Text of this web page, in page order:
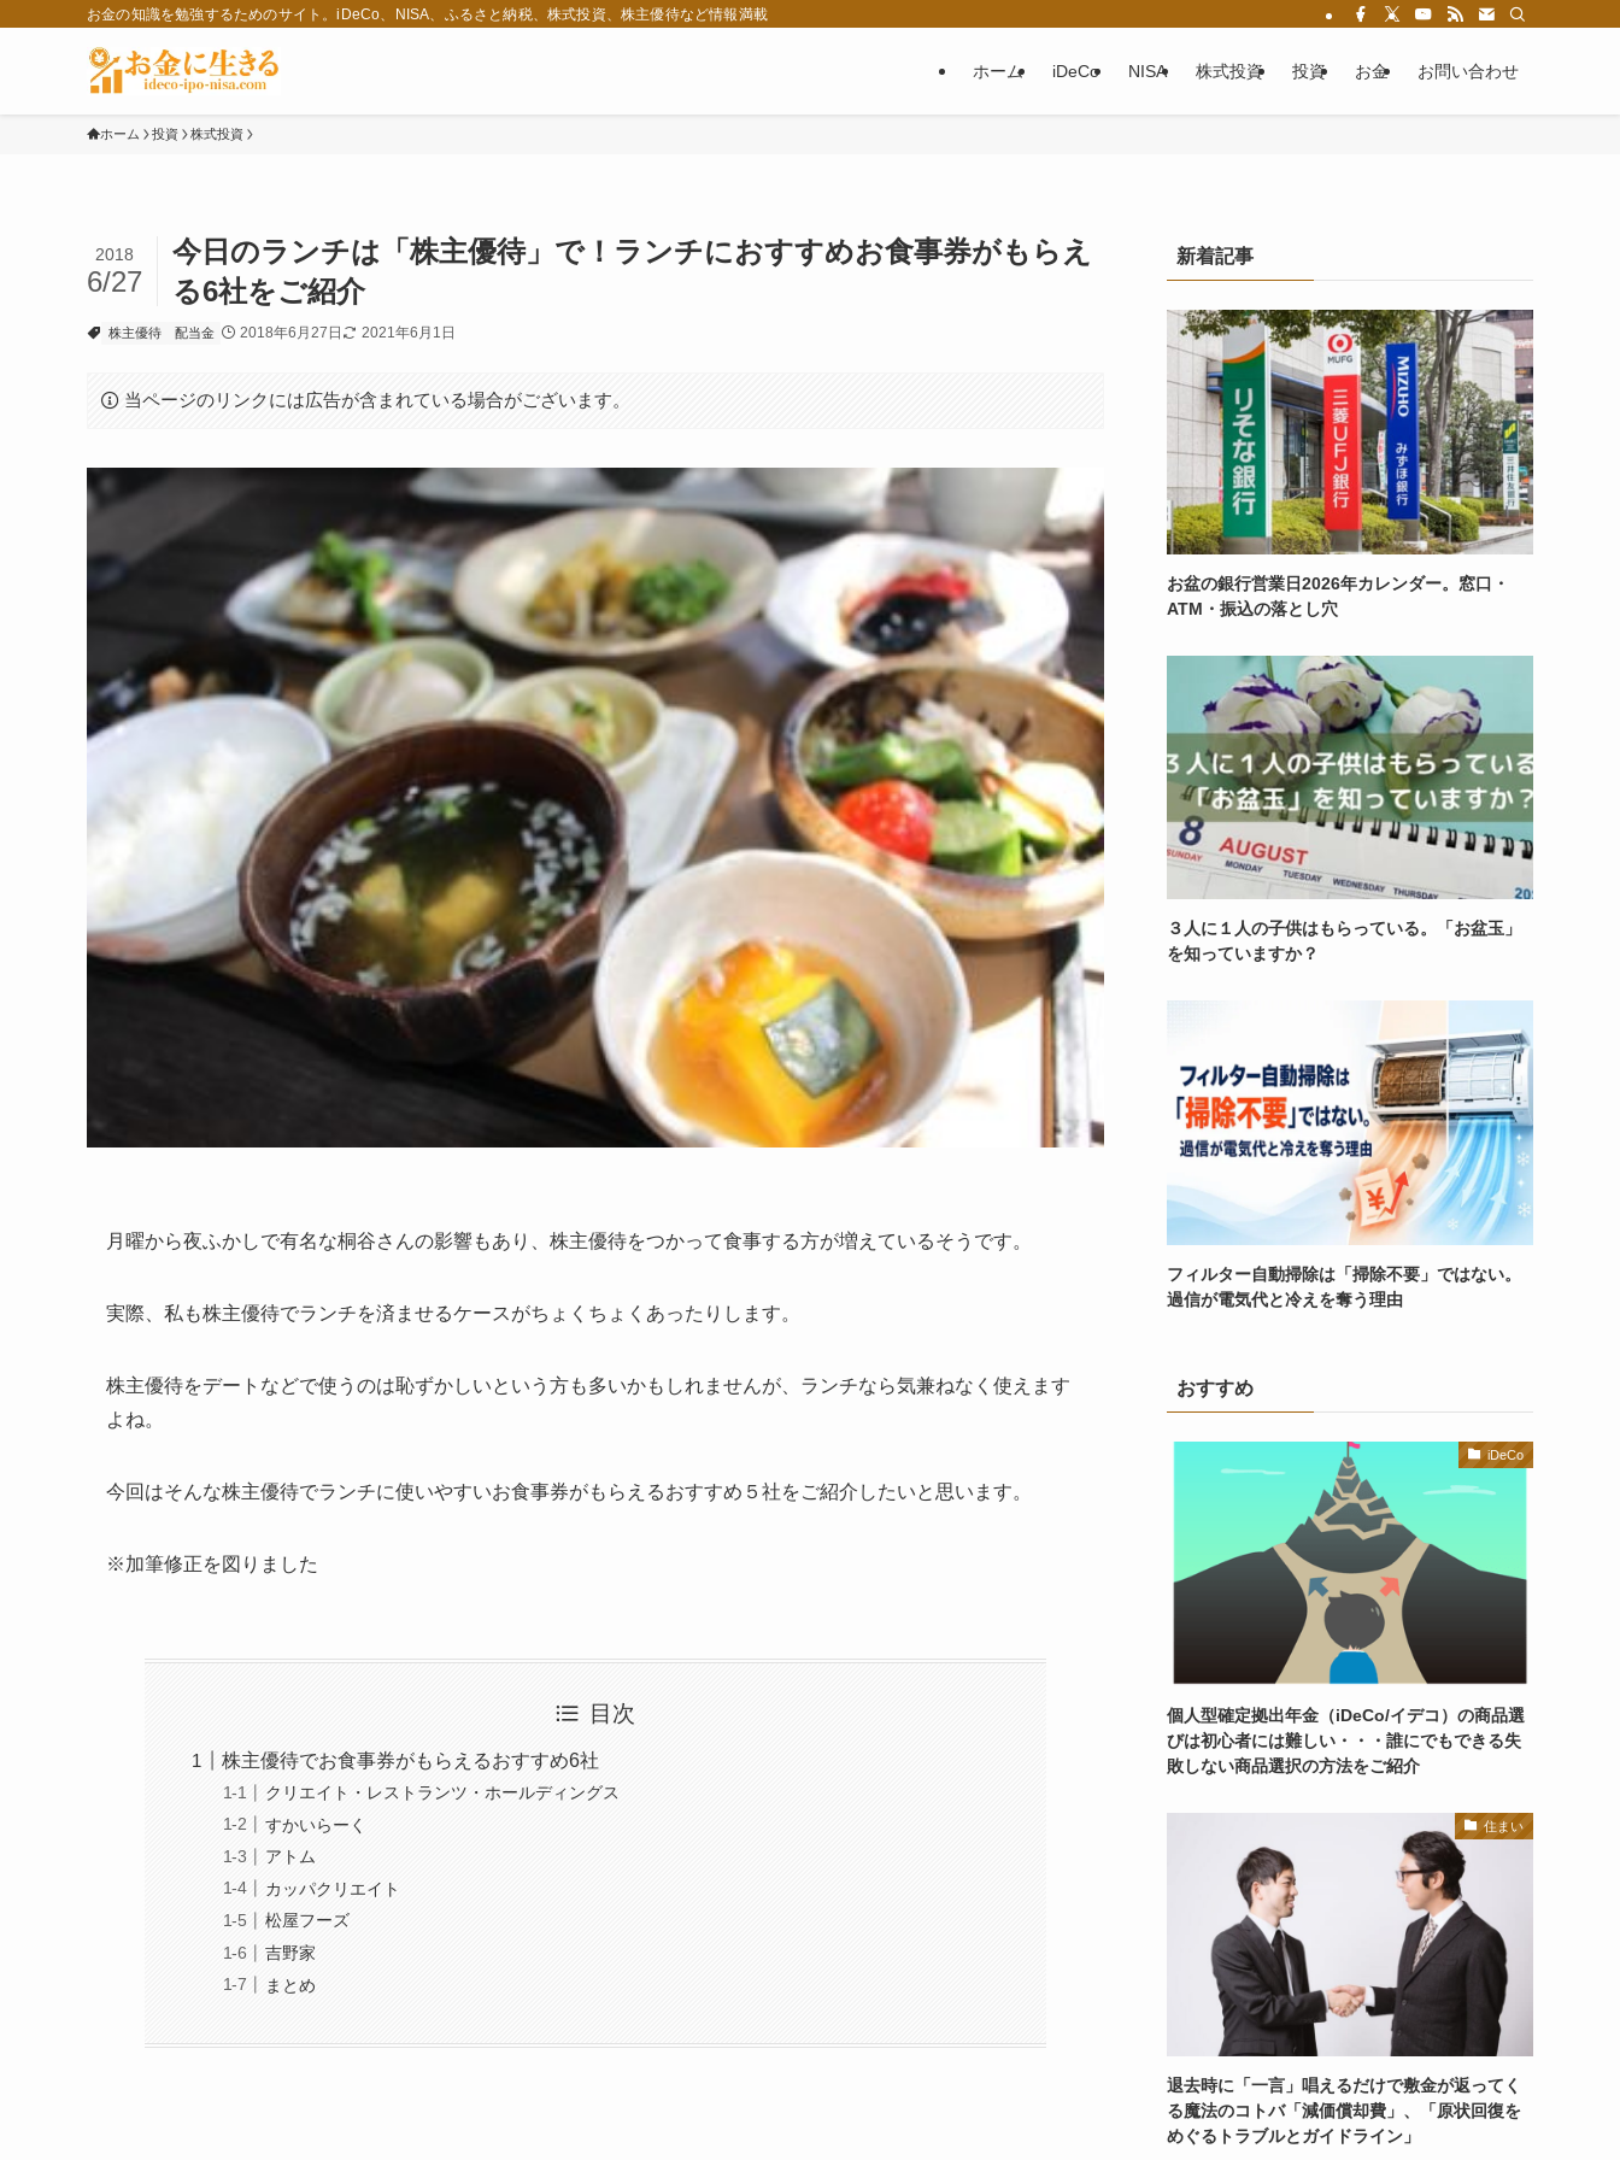
お金の知識を勉強するためのサイト。iDeCo、NISA、ふるさと納税、株式投資、株主優待など情報満載
ホーム iDeCo NISA 株式投資 投資 お金 お問い合わせ
ホーム 投資 株式投資
今日のランチは「株主優待」で！ランチにおすすめお食事券がもらえ
る6社をご紹介
2018
6/27
株主優待 配当金 2018年6月27日 2021年6月1日
当ページのリンクには広告が含まれている場合がございます。
月曜から夜ふかしで有名な桐谷さんの影響もあり、株主優待をつかって食事する方が増えているそうです。
実際、私も株主優待でランチを済ませるケースがちょくちょくあったりします。
株主優待をデートなどで使うのは恥ずかしいという方も多いかもしれませんが、ランチなら気兼ねなく使えます
よね。
今回はそんな株主優待でランチに使いやすいお食事券がもらえるおすすめ５社をご紹介したいと思います。
※加筆修正を図りました
目次
株主優待でお食事券がもらえるおすすめ6社
クリエイト・レストランツ・ホールディングス
すかいらーく
アトム
カッパクリエイト
松屋フーズ
吉野家
まとめ
新着記事
お盆の銀行営業日2026年カレンダー。窓口・
ATM・振込の落とし穴
３人に１人の子供はもらっている。「お盆玉」
を知っていますか？
フィルター自動掃除は「掃除不要」ではない。
過信が電気代と冷えを奪う理由
おすすめ
iDeCo
個人型確定拠出年金（iDeCo/イデコ）の商品選
びは初心者には難しい・・・誰にでもできる失
敗しない商品選択の方法をご紹介
住まい
退去時に「一言」唱えるだけで敷金が返ってく
る魔法のコトバ「減価償却費」、「原状回復を
めぐるトラブルとガイドライン」